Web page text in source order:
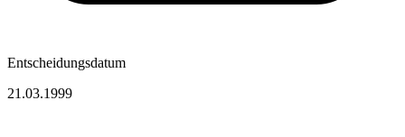
Entscheidungsdatum
21.03.1999